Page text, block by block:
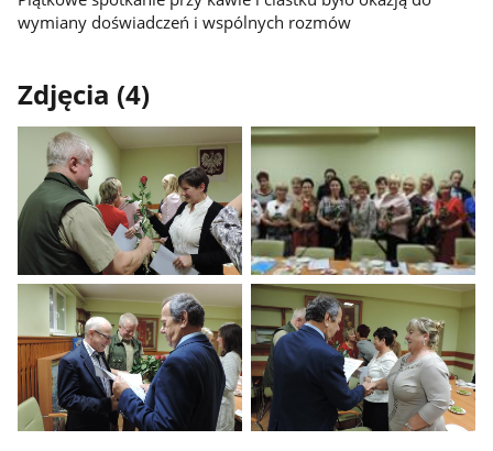
wymiany doświadczeń i wspólnych rozmów
Zdjęcia (4)
Pokaż
zdjęcie
1
z
galerii.
Pokaż
zdjęcie
2
z
galerii.